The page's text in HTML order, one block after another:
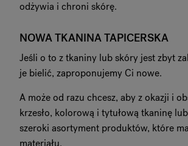
odżywia i chroni skórę.
NOWA TKANINA TAPICERSKA
Jeśli o to z tkaniny lub skóry jest zbyt
je bielić, zaproponujemy Ci nowe.
A może od razu chcesz, aby z okazji i
krzesło, kolorową i tytułową tkaninę
szeroki asortyment produktów, które
materiału.